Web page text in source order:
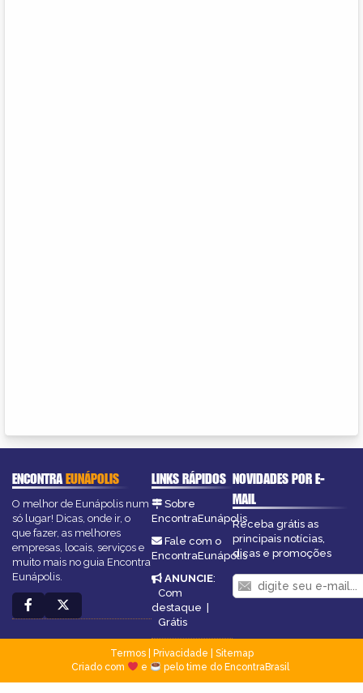
ENCONTRAEUNÁPOLIS
O melhor de Eunápolis num
só lugar! Dicas, onde ir, o
que fazer, as melhores
empresas, locais, serviços e
muito mais no guia Encontra
Eunápolis.
LINKS RÁPIDOS
Sobre
EncontraEunápolis
Fale com o
EncontraEunápolis
ANUNCIE:
Com
destaque |
Grátis
NOVIDADES POR E-
MAIL
Receba grátis as
principais notícias,
dicas e promoções
Termos| Privacidade
Sitemap
Criado com
e pelo time do EncontraBrasil